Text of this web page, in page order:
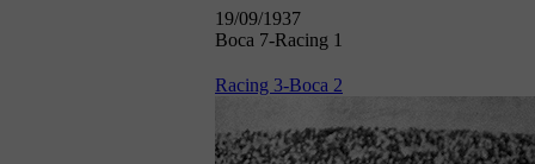
19/09/1937
Boca 7-Racing 1
Racing 3-Boca 2